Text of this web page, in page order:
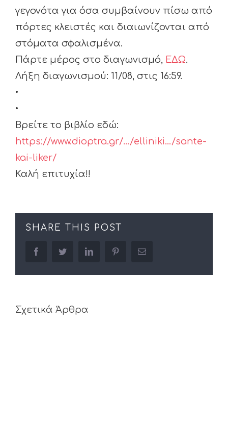
γεγονότα για όσα συμβαίνουν πίσω από
πόρτες κλειστές και διαιωνίζονται από
στόματα σφαλισμένα.
Πάρτε μέρος στο διαγωνισμό, ΕΔΩ.
Λήξη διαγωνισμού: 11/08, στις 16:59.
•
•
Βρείτε το βιβλίο εδώ:
https://www.dioptra.gr/…/elliniki…/sante-
kai-liker/
Καλή επιτυχία!!
SHARE THIS POST
facebooktwitter linkedin pinterestEmail
Σχετικά Άρθρα